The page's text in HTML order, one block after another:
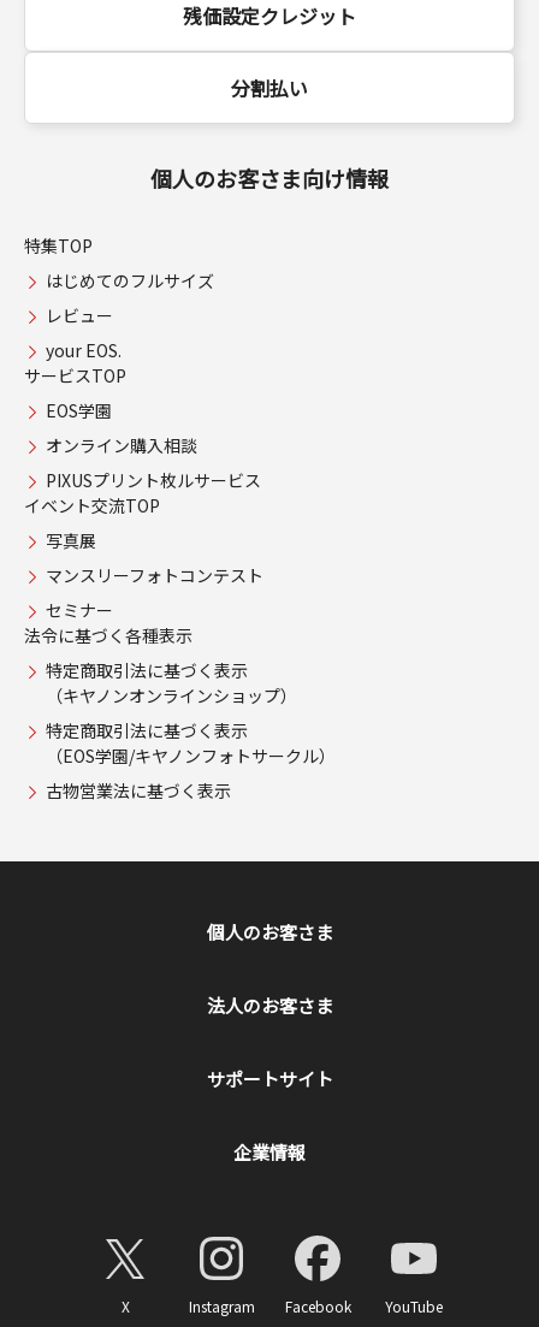
残価設定クレジット
分割払い
個人のお客さま向け情報
特集TOP
はじめてのフルサイズ
レビュー
your EOS.
サービスTOP
EOS学園
オンライン購入相談
PIXUSプリント枚ルサービス
イベント交流TOP
写真展
マンスリーフォトコンテスト
セミナー
法令に基づく各種表示
特定商取引法に基づく表示
（キヤノンオンラインショップ）
特定商取引法に基づく表示
（EOS学園/キヤノンフォトサークル）
古物営業法に基づく表示
個人のお客さま
法人のお客さま
サポートサイト
企業情報
X Instagram Facebook YouTube